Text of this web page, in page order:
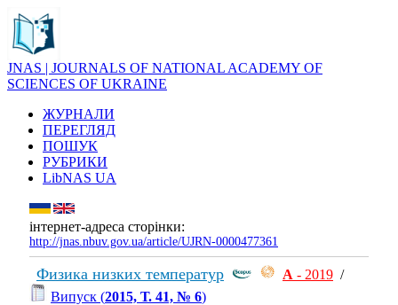
JNAS | JOURNALS OF NATIONAL ACADEMY OF
SCIENCES OF UKRAINE
ЖУРНАЛИ
ПЕРЕГЛЯД
ПОШУК
РУБРИКИ
LibNAS UA
інтернет-адреса сторінки:
http://jnas.nbuv.gov.ua/article/UJRN-0000477361
Физика низких температур А - 2019 /
Випуск (2015, Т. 41, № 6)